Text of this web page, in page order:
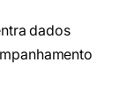
dados